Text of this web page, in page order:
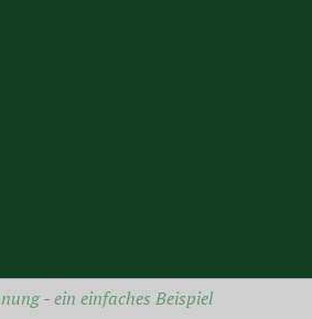
- ein einfaches Beispiel